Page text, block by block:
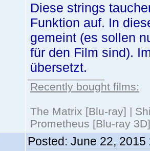
Diese strings
Funktion auf. In
gemeint (es sollen
für den Film sind).
übersetzt.
Recently bought films:
The Matrix [Blu-ray] |
Prometheus [Blu-ray
Posted: June 22, 2015